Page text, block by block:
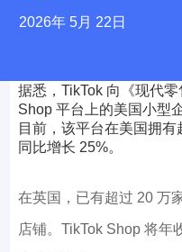
2026年 5月 22日
据悉，TikTok 向《现代
Shop 平台上的美国小型
目前，该平台在美国拥有
同比增长 25%。
在英国，已有超过 20 万
店铺。TikTok Shop 将年